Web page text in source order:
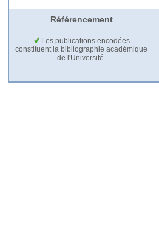
Référencement
Les publications encodées
constituent la bibliographie académique
de l'Université.